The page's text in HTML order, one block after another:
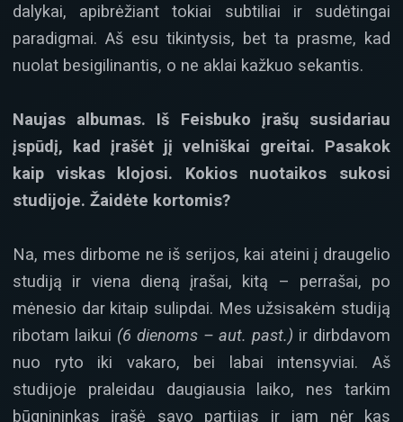
dalykai, apibrėžiant tokiai subtiliai ir sudėtingai
paradigmai. Aš esu tikintysis, bet ta prasme, kad
nuolat besigilinantis, o ne aklai kažkuo sekantis.
Naujas albumas. Iš Feisbuko įrašų susidariau
įspūdį, kad įrašėt jį velniškai greitai. Pasakok
kaip viskas klojosi. Kokios nuotaikos sukosi
studijoje. Žaidėte kortomis?
Na, mes dirbome ne iš serijos, kai ateini į draugelio
studiją ir viena dieną įrašai, kitą – perrašai, po
mėnesio dar kitaip sulipdai. Mes užsisakėm studiją
ribotam laikui (6 dienoms – aut. past.) ir dirbdavom
nuo ryto iki vakaro, bei labai intensyviai. Aš
studijoje praleidau daugiausia laiko, nes tarkim
būgnininkas įrašė savo partijas ir jam nėr kas